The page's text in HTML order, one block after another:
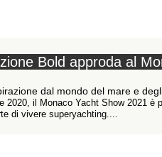
Bold approda al
dal mondo del mare e
2020, il Monaco Yacht Show 2021
di vivere superyachting....